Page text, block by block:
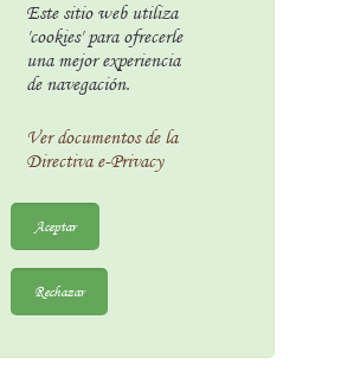
Este sitio web utiliza
'cookies' para ofrecerle
una mejor experiencia
de navegación.
Ver documentos de la
Directiva e-Privacy
Aceptar
Rechazar